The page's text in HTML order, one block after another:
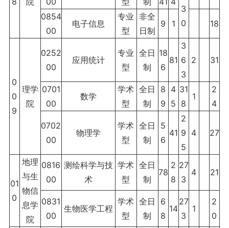
3
0
0854
00
电子信息
专业
型
非全
日制
9 1 18
0
0
9
理学
院
0252
00
应用统计
专业
型
全日
制
18
6
81
3
6
3
2 31
0701
00
数学
学术
型
全日
制
8
9
4
5
31
8
1
2
4
0702
00
物理学
学术
型
全日
制
5
6
41
2
9
5
4 27
01
0
地理
与生
物信
息学
院
0816
00
测绘科学与技
术
学术
型
全日
制
78
2
8
27
3
4 21
0831
00
生物医学工程
学术
型
全日
制
6
8
14
27
3
1
2
0